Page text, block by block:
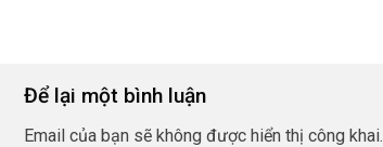
Để lại một bình luận
Email của bạn sẽ không được hiển thị công khai.